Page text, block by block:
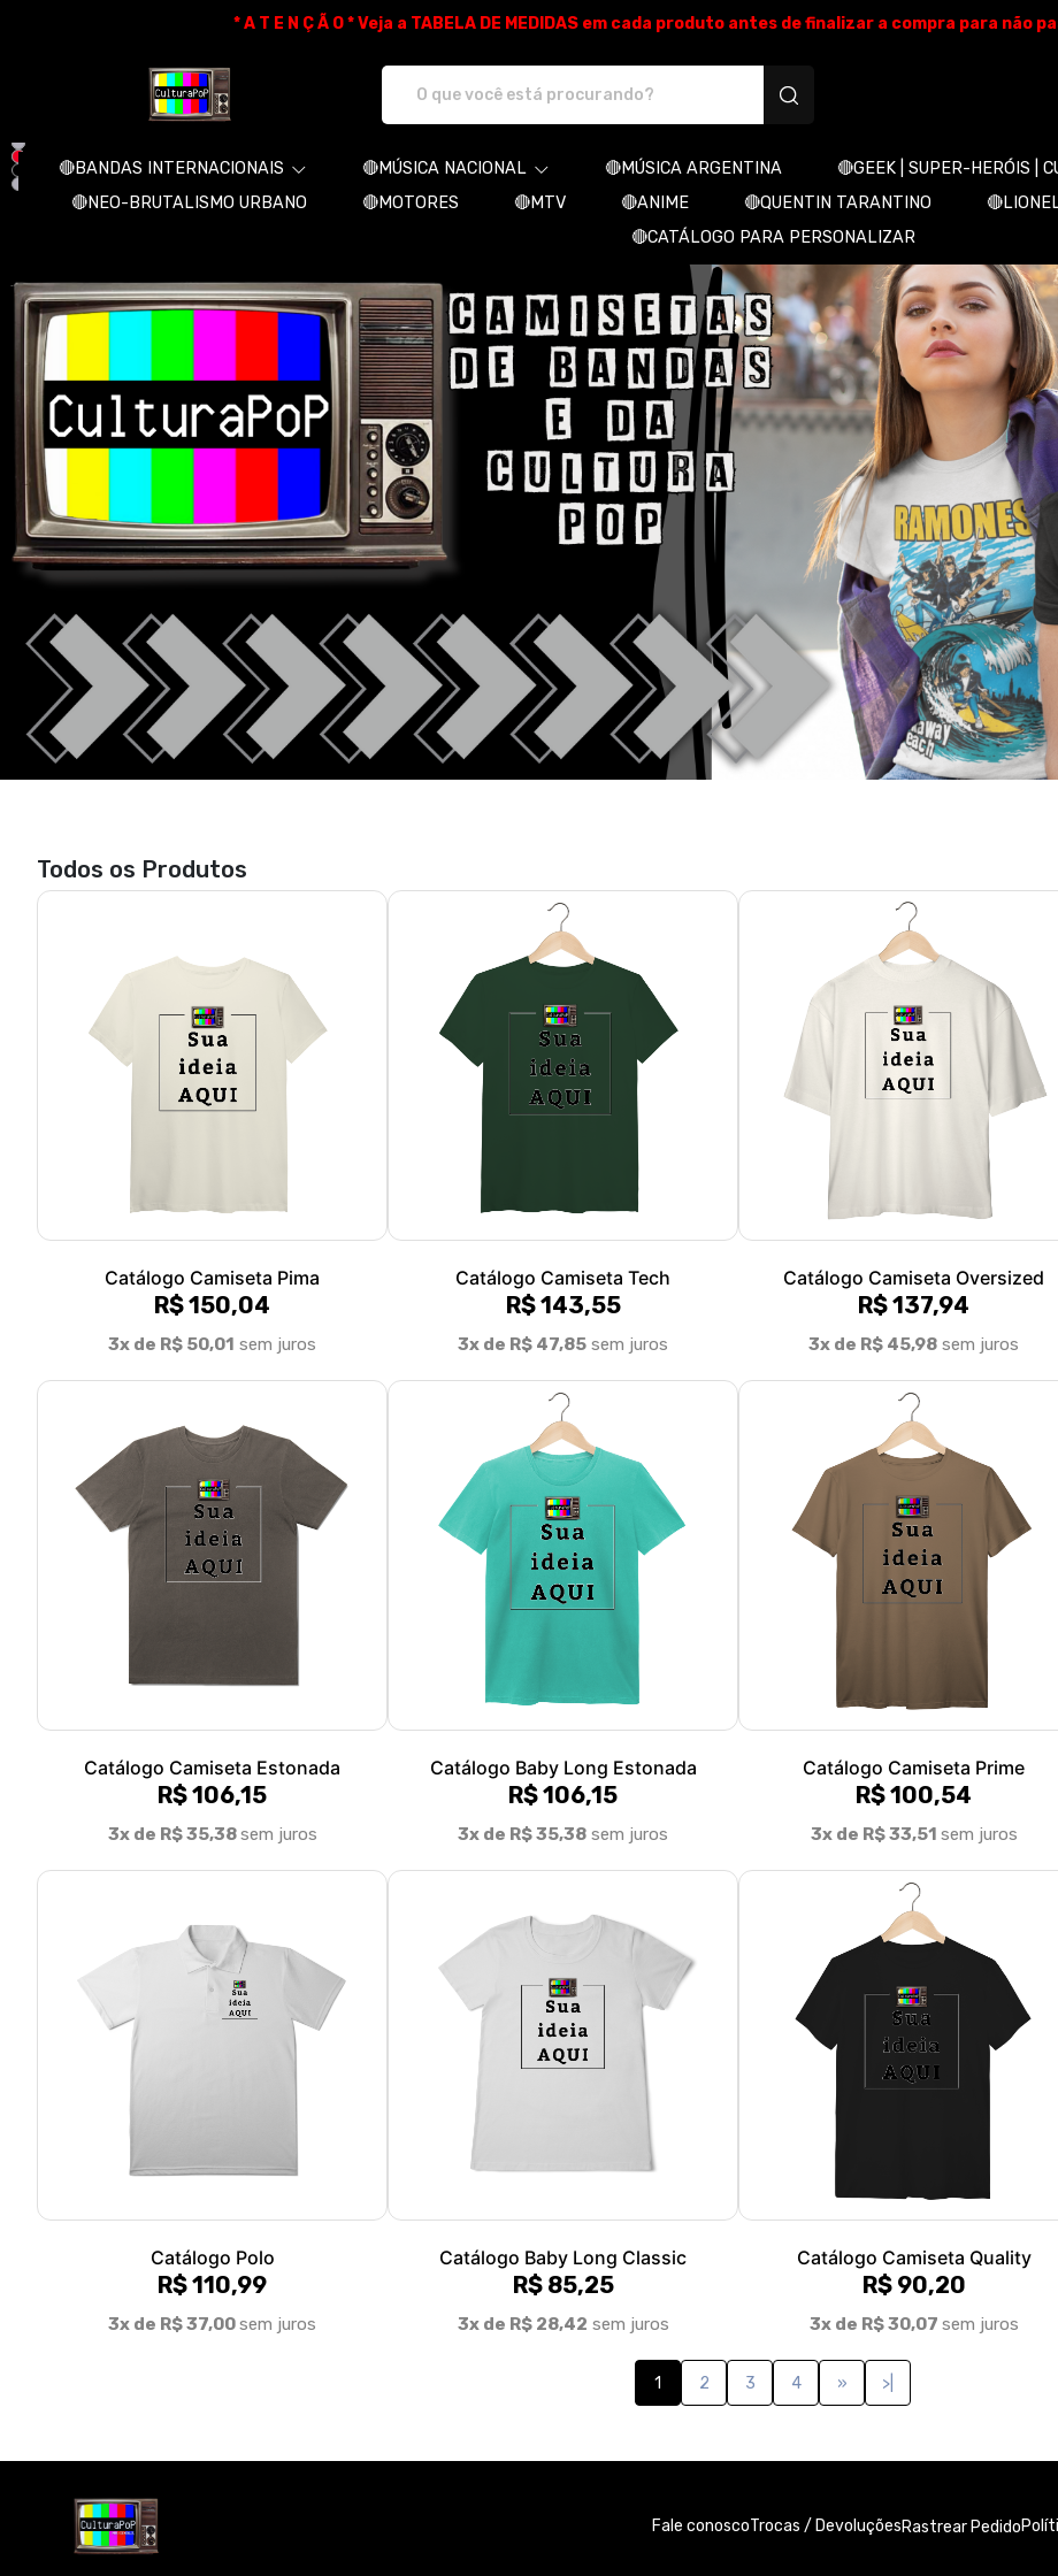
* A T E N Ç Ã O * Veja a TABELA DE MEDIDAS em cada produto antes de finalizar a compra para
🔴BANDAS INTERNACIONAIS 🔴MÚSICA NACIONAL 🔴MÚSICA ARGENTINA 🔴GEEK | SUPER-HERÓIS |
🔴NEO-BRUTALISMO URBANO
🔴MOTORES 🔴MTV 🔴ANIME 🔴QUENTIN TARANTINO
🔴CATÁLOGO PARA PERSONALIZAR
Todos os Produtos
Catálogo Camiseta Pima
R$ 150,04
3x de R$ 50,01 sem juros
Catálogo Camiseta Tech
R$ 143,55
3x de R$ 47,85 sem juros
Catálogo Camiseta Oversized
R$ 137,94
3x de R$ 45,98 sem juros
Catálogo Camiseta Estonada
R$ 106,15
3x de R$ 35,38sem juros
Catálogo Baby Long Estonada
R$ 106,15
3x de R$ 35,38 sem juros
Catálogo Camiseta Prime
R$ 100,54
3x de R$ 33,51 sem juros
Catálogo Polo
R$ 110,99
3x de R$ 37,00sem juros
Catálogo Baby Long Classic
R$ 85,25
3x de R$ 28,42 sem juros
Catálogo Camiseta Quality
R$ 90,20
3x de R$ 30,07 sem juros
1 2 3 4 » >|
Fale conoscoTrocas / DevoluçõesRastrear Pedido